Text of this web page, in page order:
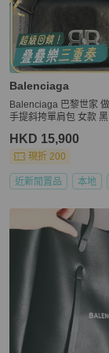
Balenciaga
Balenciaga 巴黎世家
手提斜挎單肩包 女款
HKD 15,900
現折 200
近新閒置品 本地